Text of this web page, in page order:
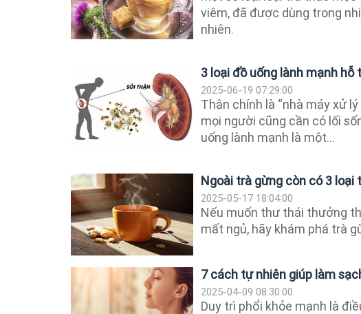
viêm, đã được dùng trong
nhiên.
3 loại đồ uống lành mạnh
2025-06-19 07:29:00
Thận chính là “nhà máy xử
mọi người cũng cần có lối
uống lành mạnh là một...
Ngoài trà gừng còn có 3 loại
2025-05-17 18:04:00
Nếu muốn thư thái thưởng
mất ngủ, hãy khám phá trà
7 cách tự nhiên giúp làm
2025-04-09 08:30:00
Duy trì phổi khỏe mạnh là